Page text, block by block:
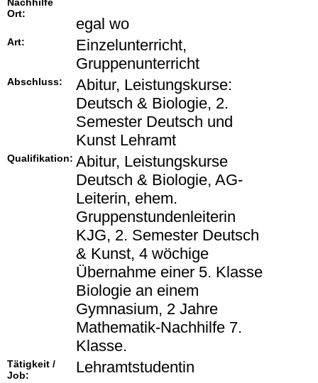
Nachhilfe
Ort:
egal wo
Art:
Einzelunterricht,
Gruppenunterricht
Abschluss:
Abitur, Leistungskurse:
Deutsch & Biologie, 2.
Semester Deutsch und
Kunst Lehramt
Qualifikation: Abitur, Leistungskurse
Deutsch & Biologie, AG-
Leiterin, ehem.
Gruppenstundenleiterin
KJG, 2. Semester Deutsch
& Kunst, 4 wöchige
Übernahme einer 5. Klasse
Biologie an einem
Gymnasium, 2 Jahre
Mathematik-Nachhilfe 7.
Klasse.
Tätigkeit /
Job:
Lehramtstudentin